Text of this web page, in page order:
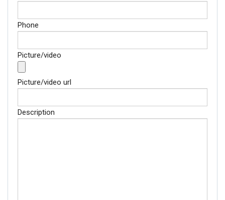
Phone
Picture/video
Picture/video url
Description